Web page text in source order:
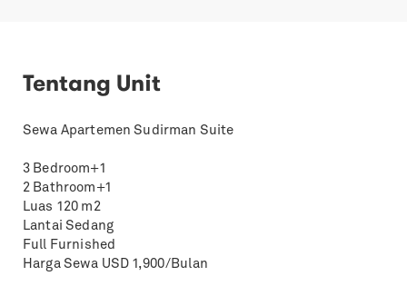
Tentang Unit
Sewa Apartemen Sudirman Suite
3 Bedroom+1
2 Bathroom+1
Luas 120 m2
Lantai Sedang
Full Furnished
Harga Sewa USD 1,900/Bulan